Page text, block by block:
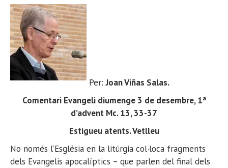
Per:Joan Viñas Salas.
Comentari Evangeli diumenge 3 de desembre, 1ª
d’advent Mc. 13, 33-37
Estigueu atents. Vetlleu
No només l’Església en la litúrgia col·loca fragments
dels Evangelis apocalíptics – que parlen del final dels